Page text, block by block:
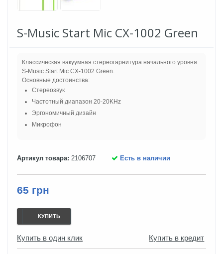
S-Music Start Mic CX-1002 Green
Классическая вакуумная стереогарнитура начального уровня
S-Music Start Mic CX-1002 Green.
Основные достоинства:
Стереозвук
Частотный диапазон 20-20KHz
Эргономичный дизайн
Микрофон
Артикул товара: 2106707 Есть в наличии
65 грн
КУПИТЬ
Купить в один клик Купить в кредит